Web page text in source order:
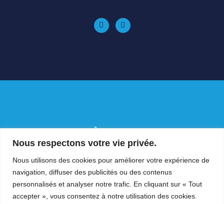
Nous respectons votre vie privée.
Nous utilisons des cookies pour améliorer votre expérience de
navigation, diffuser des publicités ou des contenus
personnalisés et analyser notre trafic. En cliquant sur « Tout
accepter », vous consentez à notre utilisation des cookies.
À PROPOS
PRODUITS
NOUS JOINDRE
POLITIQUE DE CONFIDENTIALITÉ